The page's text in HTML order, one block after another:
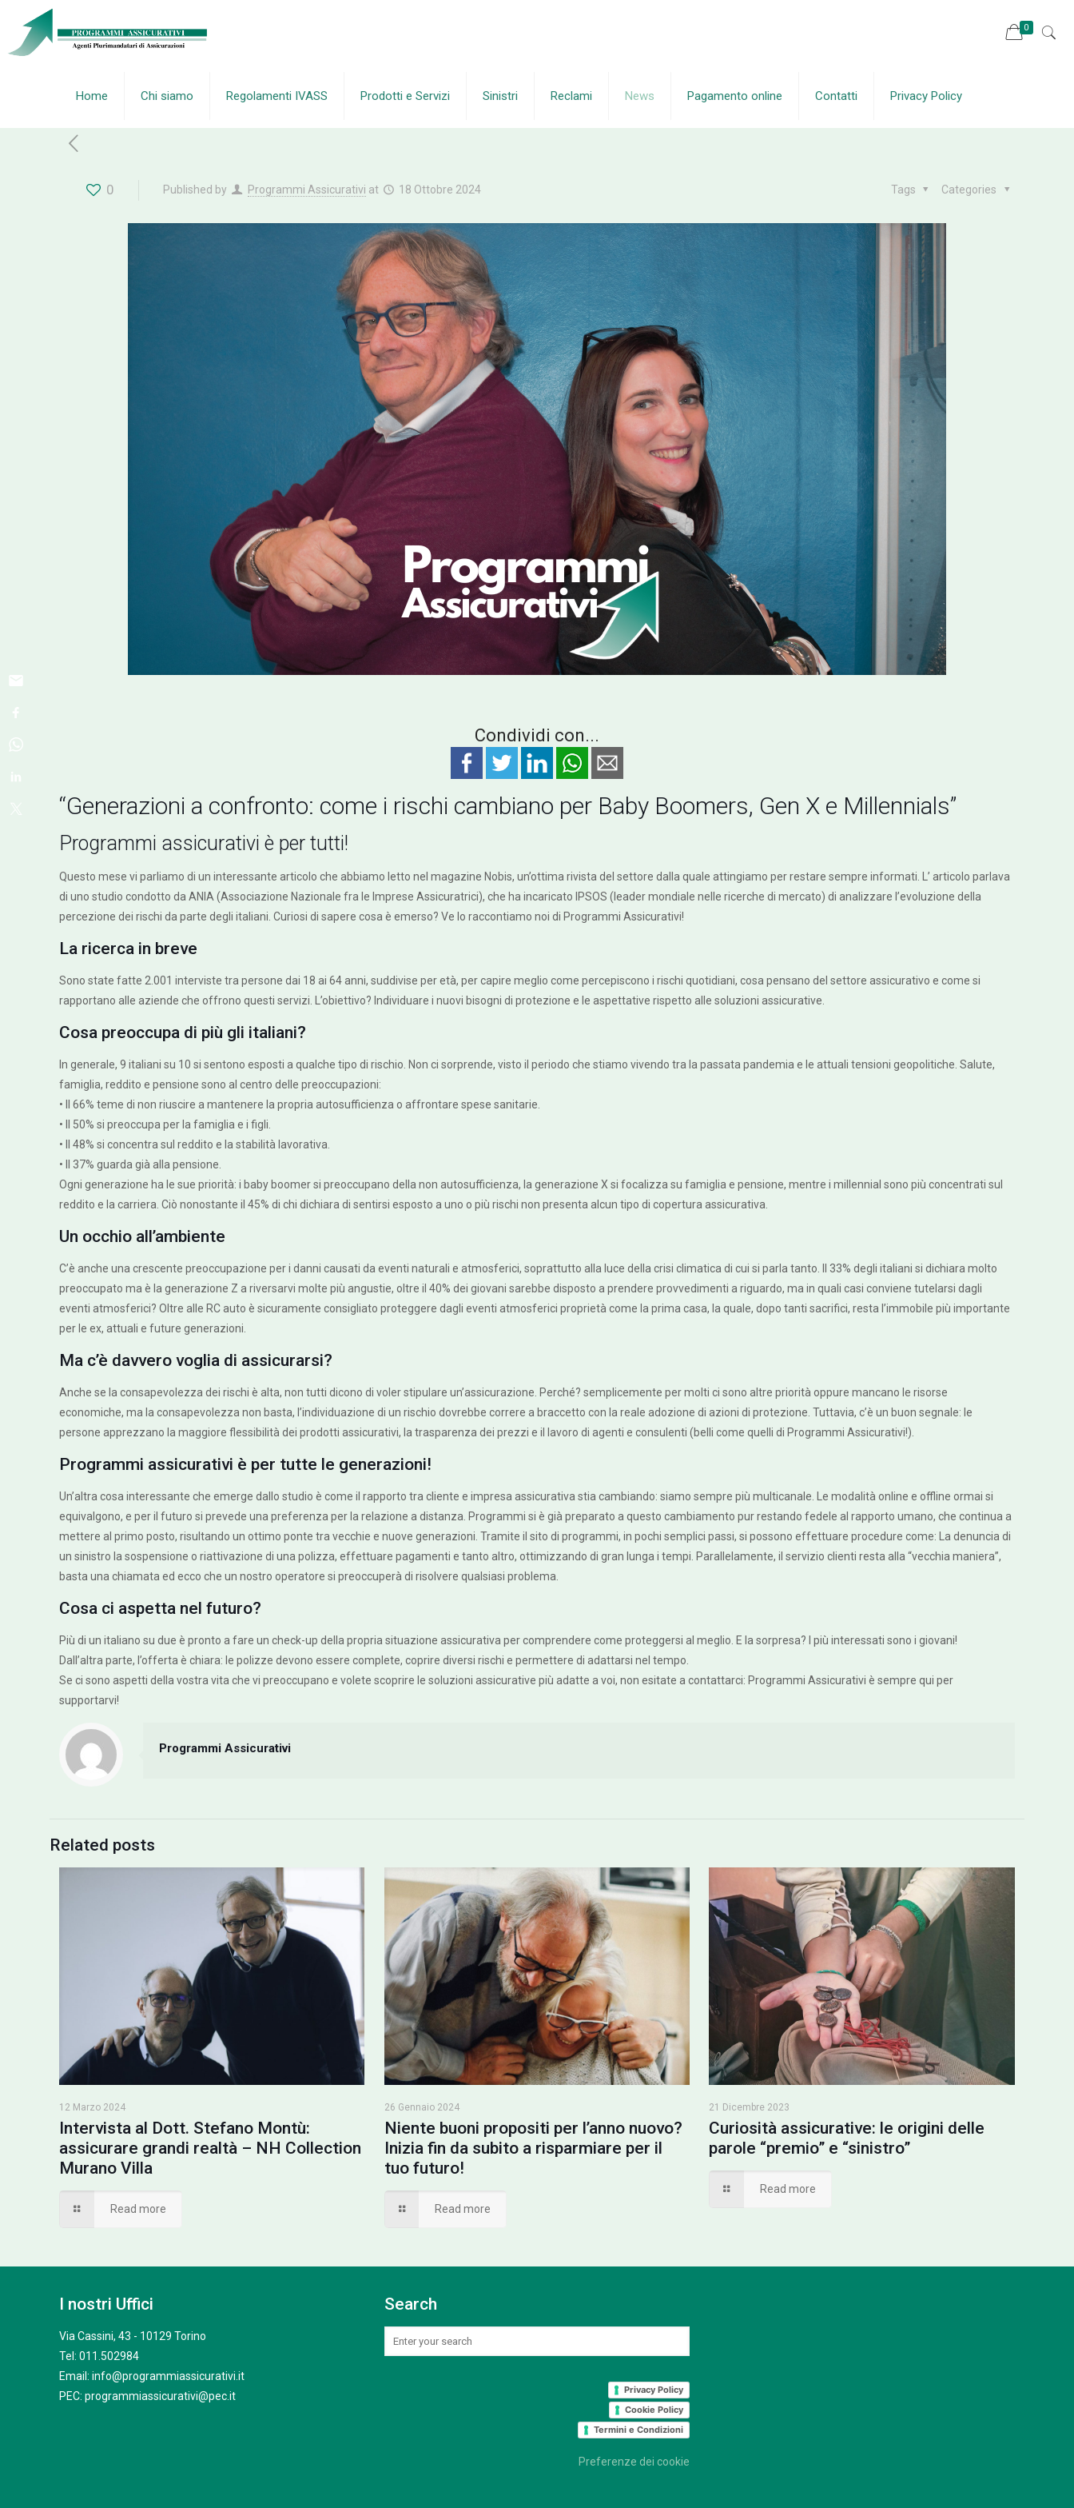
Home Chi siamo Regolamenti IVASS Prodotti e Servizi Sinistri Reclami News Pagamento online Contatti Privacy Policy
0
0 Published by Programmi Assicurativi at 18 Ottobre 2024 Categories
Tags
Condividi con...
“Generazioni a confronto: come i rischi cambiano per Baby Boomers, Gen X e Millennials”
Programmi assicurativi è per tutti!
Questo mese vi parliamo di un interessante articolo che abbiamo letto nel magazine Nobis, un’ottima rivista del settore dalla quale attingiamo per restare sempre informati. L’ articolo parlava
di uno studio condotto da ANIA (Associazione Nazionale fra le Imprese Assicuratrici), che ha incaricato IPSOS (leader mondiale nelle ricerche di mercato) di analizzare l’evoluzione della
percezione dei rischi da parte degli italiani. Curiosi di sapere cosa è emerso? Ve lo raccontiamo noi di Programmi Assicurativi!
La ricerca in breve
Sono state fatte 2.001 interviste tra persone dai 18 ai 64 anni, suddivise per età, per capire meglio come percepiscono i rischi quotidiani, cosa pensano del settore assicurativo e come si
rapportano alle aziende che offrono questi servizi. L’obiettivo? Individuare i nuovi bisogni di protezione e le aspettative rispetto alle soluzioni assicurative.
Cosa preoccupa di più gli italiani?
In generale, 9 italiani su 10 si sentono esposti a qualche tipo di rischio. Non ci sorprende, visto il periodo che stiamo vivendo tra la passata pandemia e le attuali tensioni geopolitiche. Salute,
famiglia, reddito e pensione sono al centro delle preoccupazioni:
• Il 66% teme di non riuscire a mantenere la propria autosufficienza o affrontare spese sanitarie.
• Il 50% si preoccupa per la famiglia e i figli.
• Il 48% si concentra sul reddito e la stabilità lavorativa.
• Il 37% guarda già alla pensione.
Ogni generazione ha le sue priorità: i baby boomer si preoccupano della non autosufficienza, la generazione X si focalizza su famiglia e pensione, mentre i millennial sono più concentrati sul
reddito e la carriera. Ciò nonostante il 45% di chi dichiara di sentirsi esposto a uno o più rischi non presenta alcun tipo di copertura assicurativa.
Un occhio all’ambiente
C’è anche una crescente preoccupazione per i danni causati da eventi naturali e atmosferici, soprattutto alla luce della crisi climatica di cui si parla tanto. Il 33% degli italiani si dichiara molto
preoccupato ma è la generazione Z a riversarvi molte più angustie, oltre il 40% dei giovani sarebbe disposto a prendere provvedimenti a riguardo, ma in quali casi conviene tutelarsi dagli
eventi atmosferici? Oltre alle RC auto è sicuramente consigliato proteggere dagli eventi atmosferici proprietà come la prima casa, la quale, dopo tanti sacrifici, resta l’immobile più importante
per le ex, attuali e future generazioni.
Ma c’è davvero voglia di assicurarsi?
Anche se la consapevolezza dei rischi è alta, non tutti dicono di voler stipulare un’assicurazione. Perché? semplicemente per molti ci sono altre priorità oppure mancano le risorse
economiche, ma la consapevolezza non basta, l’individuazione di un rischio dovrebbe correre a braccetto con la reale adozione di azioni di protezione. Tuttavia, c’è un buon segnale: le
persone apprezzano la maggiore flessibilità dei prodotti assicurativi, la trasparenza dei prezzi e il lavoro di agenti e consulenti (belli come quelli di Programmi Assicurativi!).
Programmi assicurativi è per tutte le generazioni!
Un’altra cosa interessante che emerge dallo studio è come il rapporto tra cliente e impresa assicurativa stia cambiando: siamo sempre più multicanale. Le modalità online e offline ormai si
equivalgono, e per il futuro si prevede una preferenza per la relazione a distanza. Programmi si è già preparato a questo cambiamento pur restando fedele al rapporto umano, che continua a
mettere al primo posto, risultando un ottimo ponte tra vecchie e nuove generazioni. Tramite il sito di programmi, in pochi semplici passi, si possono effettuare procedure come: La denuncia di
un sinistro la sospensione o riattivazione di una polizza, effettuare pagamenti e tanto altro, ottimizzando di gran lunga i tempi. Parallelamente, il servizio clienti resta alla “vecchia maniera”,
basta una chiamata ed ecco che un nostro operatore si preoccuperà di risolvere qualsiasi problema.
Cosa ci aspetta nel futuro?
Più di un italiano su due è pronto a fare un check-up della propria situazione assicurativa per comprendere come proteggersi al meglio. E la sorpresa? I più interessati sono i giovani!
Dall’altra parte, l’offerta è chiara: le polizze devono essere complete, coprire diversi rischi e permettere di adattarsi nel tempo.
Se ci sono aspetti della vostra vita che vi preoccupano e volete scoprire le soluzioni assicurative più adatte a voi, non esitate a contattarci: Programmi Assicurativi è sempre qui per
supportarvi!
Programmi Assicurativi
Related posts
12 Marzo 2024
Intervista al Dott. Stefano Montù:
assicurare grandi realtà – NH Collection
Murano Villa
Read more
26 Gennaio 2024
Niente buoni propositi per l’anno nuovo?
Inizia fin da subito a risparmiare per il
tuo futuro!
Read more
21 Dicembre 2023
Curiosità assicurative: le origini delle
parole “premio” e “sinistro”
Read more
I nostri Uffici
Via Cassini, 43 - 10129 Torino
Tel: 011.502984
Email: info@programmiassicurativi.it
PEC: programmiassicurativi@pec.it
Search
Privacy Policy
Cookie Policy
Termini e Condizioni
Preferenze dei cookie